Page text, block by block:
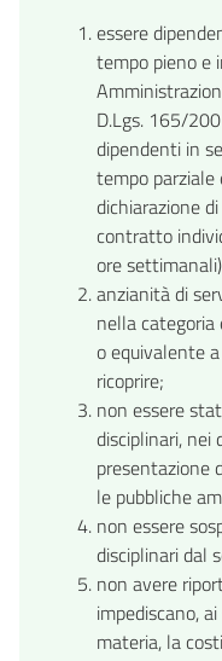
essere
tempo pieno e
D.Lgs. 165/
dipendenti in
tempo
dichiarazione
contratto
ore
anzianità di
nella categoria
o equivalente
ricoprire;
non essere
disciplinari,
presentazione
le pubbliche
non essere
disciplinari dal
non avere
impediscano,
materia, la